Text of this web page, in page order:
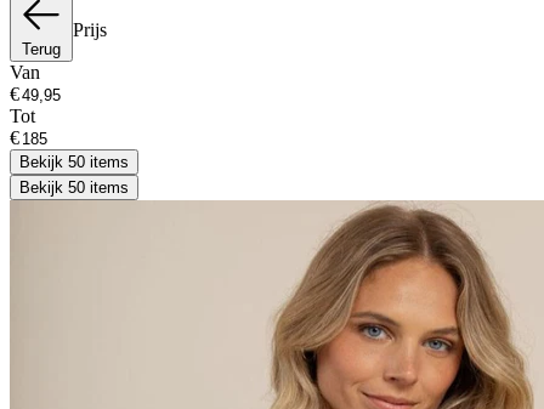
Terug
Prijs
Van
€
Tot
€
Bekijk 50 items
Bekijk 50 items